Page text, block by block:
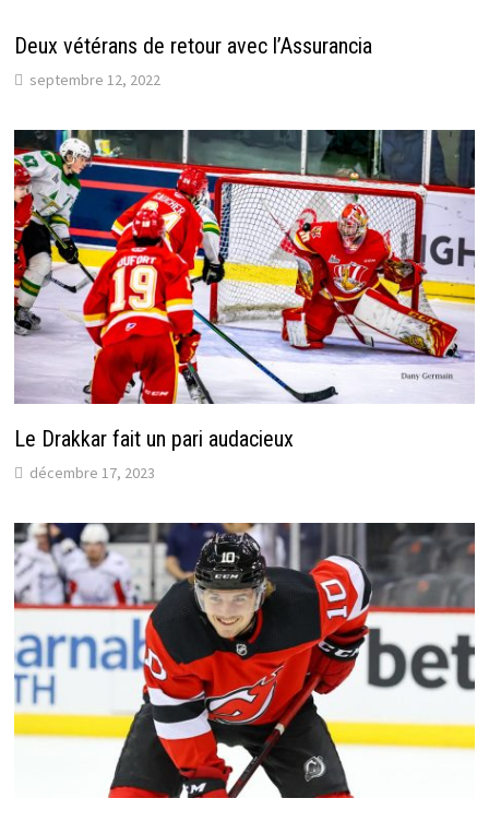
Deux vétérans de retour avec l’Assurancia
septembre 12, 2022
Le Drakkar fait un pari audacieux
décembre 17, 2023